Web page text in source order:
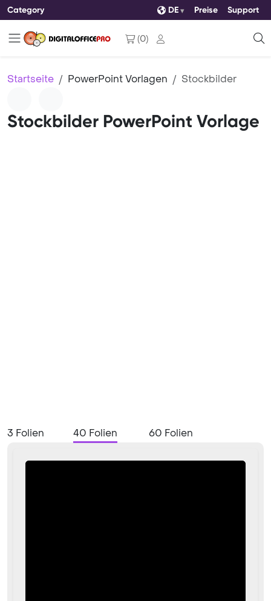
Category DE Preise Support
(0)
Startseite PowerPoint Vorlagen Stockbilder
Stockbilder PowerPoint Vorlage
3 Folien 40 Folien 60 Folien